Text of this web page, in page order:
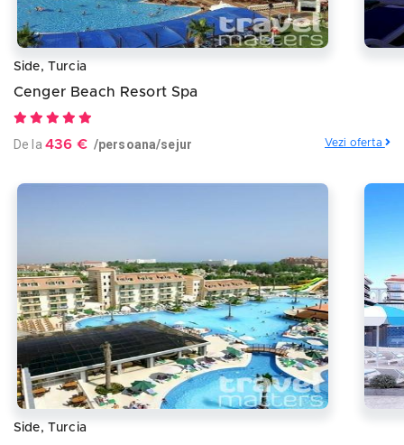
Side, Turcia
Cenger Beach Resort Spa
De la 436 € /persoana/sejur Vezi oferta
Side, Turcia